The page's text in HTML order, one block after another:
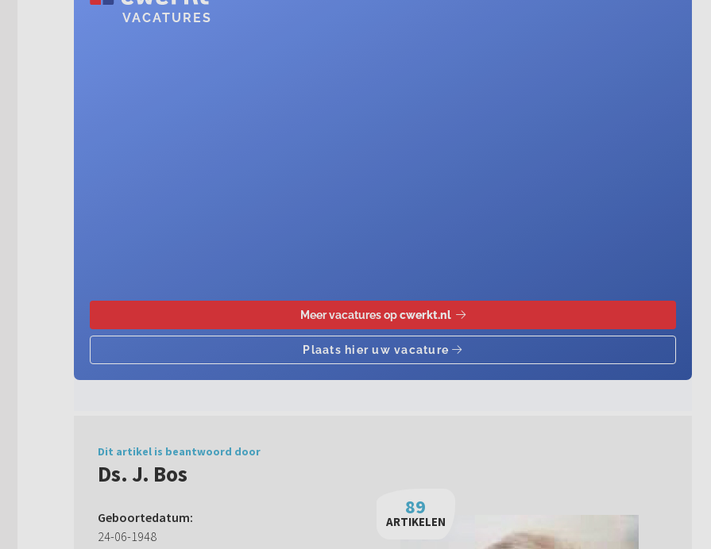
Dit artikel is beantwoord door
Ds. J. Bos
Geboortedatum:
24-06-1948
89
ARTIKELEN